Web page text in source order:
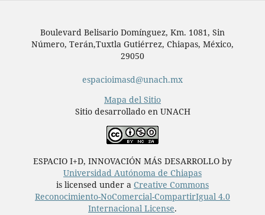
Boulevard Belisario Domínguez, Km. 1081, Sin
Número, Terán,Tuxtla Gutiérrez, Chiapas, México,
29050
espacioimasd@unach.mx
Mapa del Sitio
Sitio desarrollado en UNACH
ESPACIO I+D, INNOVACIÓN MÁS DESARROLLO by
Universidad Autónoma de Chiapas
is licensed under a Creative Commons
Reconocimiento-NoComercial-CompartirIgual 4.0
Internacional License.